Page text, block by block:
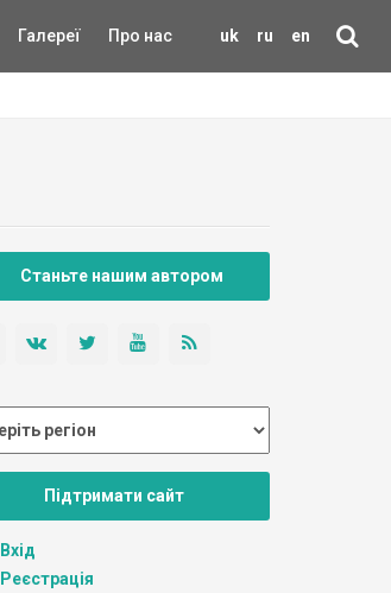
uk ru en
Галереї Про нас
Станьте нашим автором
Підтримати сайт
Вхід
Реєстрація